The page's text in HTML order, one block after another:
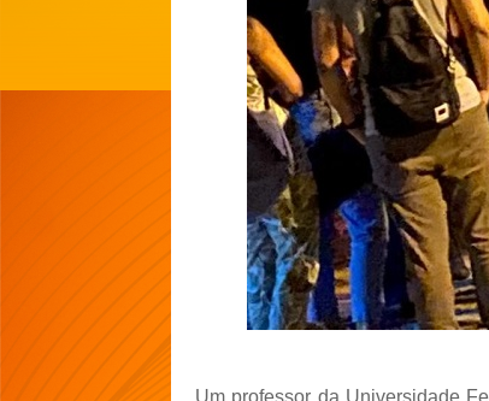
Um professor da Universidade